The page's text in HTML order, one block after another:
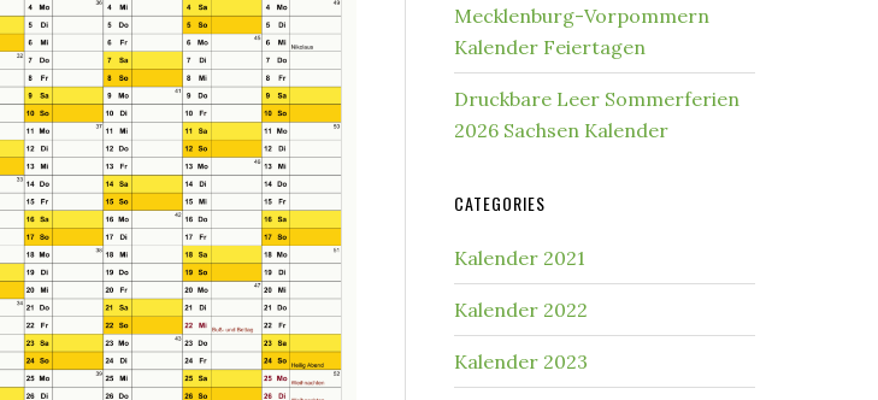
Mecklenburg-Vorpommern
Kalender Feiertagen
Druckbare Leer Sommerferien
2026 Sachsen Kalender
CATEGORIES
Kalender 2021
Kalender 2022
Kalender 2023